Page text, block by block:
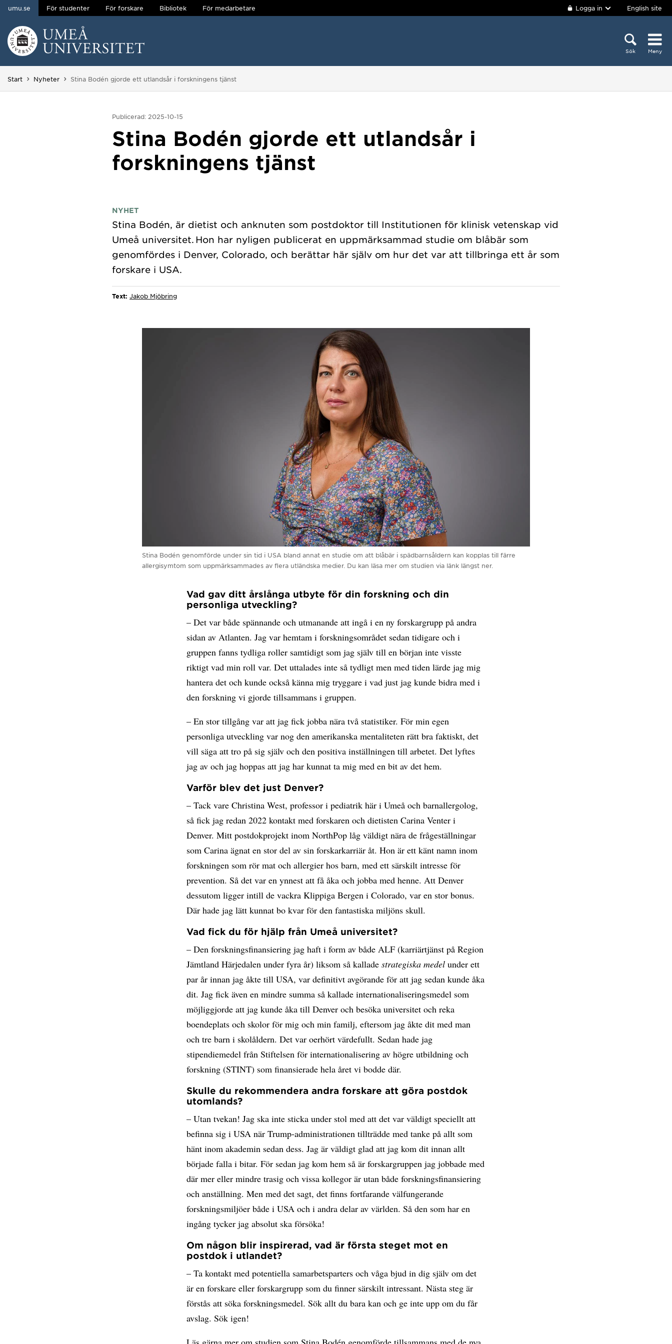
Hoppa direkt till innehållet
umu.se För studenter För forskare Bibliotek För medarbetare Logga in English site
Sök Meny
Start Nyheter Du är här:
Stina Bodén gjorde ett utlandsår i forskningens tjänst
Publicerad: 2025-10-15
Stina Bodén gjorde ett utlandsår i
forskningens tjänst
NYHET
Stina Bodén, är dietist och anknuten som postdoktor till Institutionen för klinisk vetenskap vid
Umeå universitet. Hon har nyligen publicerat en uppmärksammad studie om blåbär som
genomfördes i Denver, Colorado, och berättar här själv om hur det var att tillbringa ett år som
Text: Jakob Mjöbring
Stina Bodén genomförde under sin tid i USA bland annat en studie om att blåbär i spädbarnsåldern kan kopplas till färre
allergisymtom som uppmärksammades av flera utländska medier. Du kan läsa mer om studien via länk längst ner.
Vad gav ditt årslånga utbyte för din forskning och din
personliga utveckling?
– Det var både spännande och utmanande att ingå i en ny forskargrupp på andra
sidan av Atlanten. Jag var hemtam i forskningsområdet sedan tidigare och i
gruppen fanns tydliga roller samtidigt som jag själv till en början inte visste
riktigt vad min roll var. Det uttalades inte så tydligt men med tiden lärde jag mig
hantera det och kunde också känna mig tryggare i vad just jag kunde bidra med i
den forskning vi gjorde tillsammans i gruppen.
– En stor tillgång var att jag fick jobba nära två statistiker. För min egen
personliga utveckling var nog den amerikanska mentaliteten rätt bra faktiskt, det
vill säga att tro på sig själv och den positiva inställningen till arbetet. Det lyftes
jag av och jag hoppas att jag har kunnat ta mig med en bit av det hem.
Varför blev det just Denver?
– Tack vare Christina West, professor i pediatrik här i Umeå och barnallergolog,
så fick jag redan 2022 kontakt med forskaren och dietisten Carina Venter i
Denver. Mitt postdokprojekt inom NorthPop låg väldigt nära de frågeställningar
som Carina ägnat en stor del av sin forskarkarriär åt. Hon är ett känt namn inom
forskningen som rör mat och allergier hos barn, med ett särskilt intresse för
prevention. Så det var en ynnest att få åka och jobba med henne. Att Denver
dessutom ligger intill de vackra Klippiga Bergen i Colorado, var en stor bonus.
Där hade jag lätt kunnat bo kvar för den fantastiska miljöns skull.
Vad fick du för hjälp från Umeå universitet?
– Den forskningsfinansiering jag haft i form av både ALF (karriärtjänst på Region
Jämtland Härjedalen under fyra år) liksom så kalladestrategiska medel under ett
par år innan jag åkte till USA, var definitivt avgörande för att jag sedan kunde åka
dit. Jag fick även en mindre summa så kallade internationaliseringsmedel som
möjliggjorde att jag kunde åka till Denver och besöka universitet och reka
boendeplats och skolor för mig och min familj, eftersom jag åkte dit med man
och tre barn i skolåldern. Det var oerhört värdefullt. Sedan hade jag
stipendiemedel från Stiftelsen för internationalisering av högre utbildning och
forskning (STINT) som finansierade hela året vi bodde där.
Skulle du rekommendera andra forskare att göra postdok
utomlands?
– Utan tvekan! Jag ska inte sticka under stol med att det var väldigt speciellt att
befinna sig i USA när Trump-administrationen tillträdde med tanke på allt som
hänt inom akademin sedan dess. Jag är väldigt glad att jag kom dit innan allt
började falla i bitar. För sedan jag kom hem så är forskargruppen jag jobbade med
där mer eller mindre trasig och vissa kollegor är utan både forskningsfinansiering
och anställning. Men med det sagt, det finns fortfarande välfungerande
forskningsmiljöer både i USA och i andra delar av världen. Så den som har en
ingång tycker jag absolut ska försöka!
Om någon blir inspirerad, vad är första steget mot en
postdok i utlandet?
– Ta kontakt med potentiella samarbetsparters och våga bjud in dig själv om det
är en forskare eller forskargrupp som du finner särskilt intressant. Nästa steg är
förstås att söka forskningsmedel. Sök allt du bara kan och ge inte upp om du får
avslag. Sök igen!